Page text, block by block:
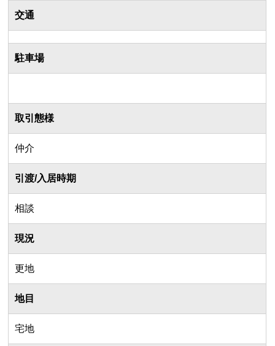
交通
駐車場
取引態様
仲介
引渡/入居時期
相談
現況
更地
地目
宅地